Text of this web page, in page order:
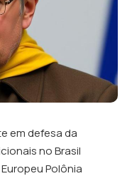
em defesa da
no Brasil
Polônia